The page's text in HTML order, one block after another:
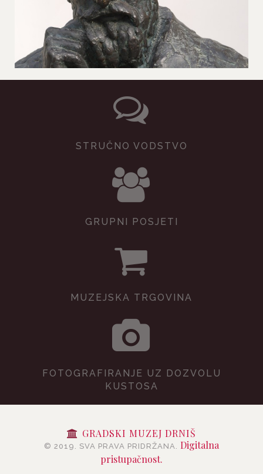
STRUČNO VODSTVO
GRUPNI POSJETI
MUZEJSKA TRGOVINA
FOTOGRAFIRANJE UZ DOZVOLU
KUSTOSA
GRADSKI MUZEJ DRNIŠ
© 2019. SVA PRAVA PRIDRŽANA. Digitalna
pristupačnost.